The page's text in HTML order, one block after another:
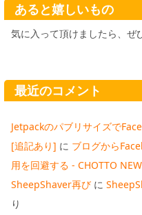
あると嬉しいもの
気に入って頂けましたら、ぜ
最近のコメント
Jetpackのパブリサイズで
[追記あり] に ブログから
用を回避する - CHOTTO
SheepShaver再び に
り